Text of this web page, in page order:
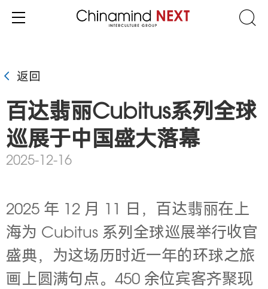
返回
百达翡丽Cubitus系列全球
巡展于中国盛大落幕
2025-12-16
2025 年 12 月 11 日，百达翡丽在上
海为 Cubitus 系列全球巡展举行收官
盛典，为这场历时近一年的环球之旅
画上圆满句点。450 余位宾客齐聚现